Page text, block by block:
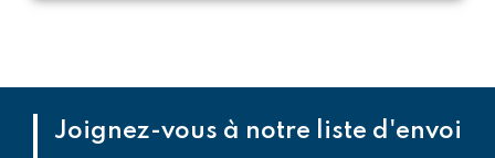
Joignez-vous à notre liste d'envoi